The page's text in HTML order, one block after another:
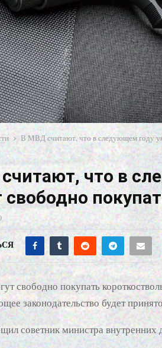
В МВД считают, что в следующем году
что в
свободно
свободно покупать
законодательство будет
советник министра внутренних